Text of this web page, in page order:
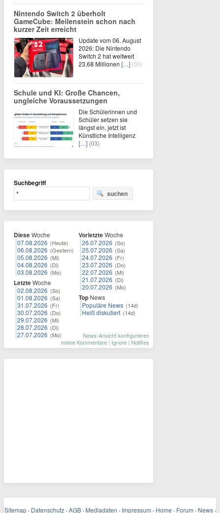
Nintendo Switch 2 überholt
GameCube: Meilenstein schon nach
kurzer Zeit erreicht
Update vom 06. August
2026: Die Nintendo
Switch 2 hat weltweit
23,68 Millionen […] (00)
Schule und KI: Große Chancen,
ungleiche Voraussetzungen
Die Schülerinnen und
Schüler setzen sie
längst ein, jetzt ist
Künstliche Intelligenz
[…] (03)
Suchbegriff
suchen
DieseWoche
07.08.2026 (Heute)
06.08.2026 (Gestern)
05.08.2026 (Mi)
04.08.2026 (Di)
03.08.2026 (Mo)
LetzteWoche
02.08.2026 (So)
01.08.2026 (Sa)
31.07.2026 (Fr)
30.07.2026 (Do)
29.07.2026 (Mi)
28.07.2026 (Di)
27.07.2026 (Mo)
VorletzteWoche
26.07.2026 (So)
25.07.2026 (Sa)
24.07.2026 (Fr)
23.07.2026 (Do)
22.07.2026 (Mi)
21.07.2026 (Di)
20.07.2026 (Mo)
Top News
Populäre News (14d)
Heiß diskutiert (14d)
News-Ansicht konfigurieren
meine Kommentare | Ignore | Notifies
Sitemap · Datenschutz · AGB · Mediadaten · Impressum · Home · Forum · News ·